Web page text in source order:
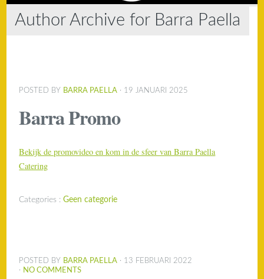
Author Archive for Barra Paella
POSTED BY BARRA PAELLA · 19 JANUARI 2025
Barra Promo
Bekijk de promovideo en kom in de sfeer van Barra Paella
Catering
Categories :Geen categorie
POSTED BY BARRA PAELLA · 13 FEBRUARI 2022
· NO COMMENTS